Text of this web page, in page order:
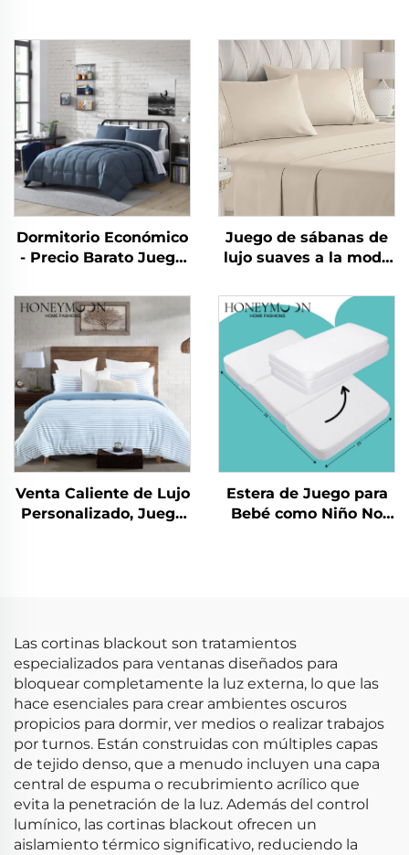
Dormitorio Económico
- Precio Barato Juego
Hogar Uso en
Dormitorio
Juego de sábanas de
lujo suaves a la moda
90 g/m² lavadas
previamente de
microfibra sólida para
todas las temporadas
Venta Caliente de Lujo
Personalizado, Juego
Estera de Juego para
Bebé como Niño No
Las cortinas blackout son tratamientos
especializados para ventanas diseñados para
bloquear completamente la luz externa, lo que las
hace esenciales para crear ambientes oscuros
propicios para dormir, ver medios o realizar trabajos
por turnos. Están construidas con múltiples capas
de tejido denso, que a menudo incluyen una capa
central de espuma o recubrimiento acrílico que
evita la penetración de la luz. Además del control
lumínico, las cortinas blackout ofrecen un
aislamiento térmico significativo, reduciendo la